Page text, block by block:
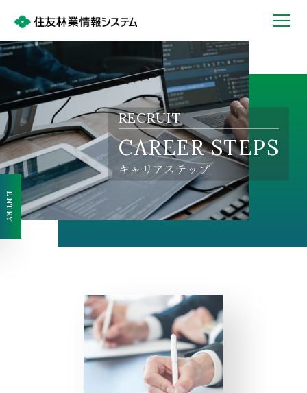
RECRUIT
CAREER STEPS
キャリアステップ
ENTRY